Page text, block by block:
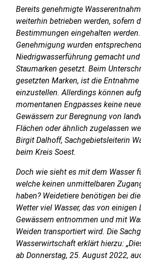
Bereits genehmigte
weiterhin betrieben werden, sofern
Bestimmungen eingehalten
Genehmigung wurden
Niedrigwasserführung gemacht
Staumarken gesetzt. Beim
gesetzten Marken, ist die
einzustellen. Allerdings können
momentanen Engpasses keine
Gewässern zur Beregnung von
Flächen oder ähnlich zugelassen
Birgit Dalhoff, Sachgebietsleiterin
beim Kreis Soest.
Doch wie sieht es mit dem Wasser
welche keinen unmittelbaren
haben? Weidetiere benötigen bei
Wetter viel Wasser, das von einigen
Gewässern entnommen und mit
Weiden transportiert wird. Die
Wasserwirtschaft erklärt hierzu:
ab Donnerstag, 25. August 2022,